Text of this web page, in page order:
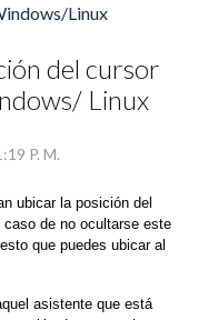
Linux
del cursor
Linux
P. M.
ubicar la posición del
de no ocultarse este
que puedes ubicar al
asistente que está